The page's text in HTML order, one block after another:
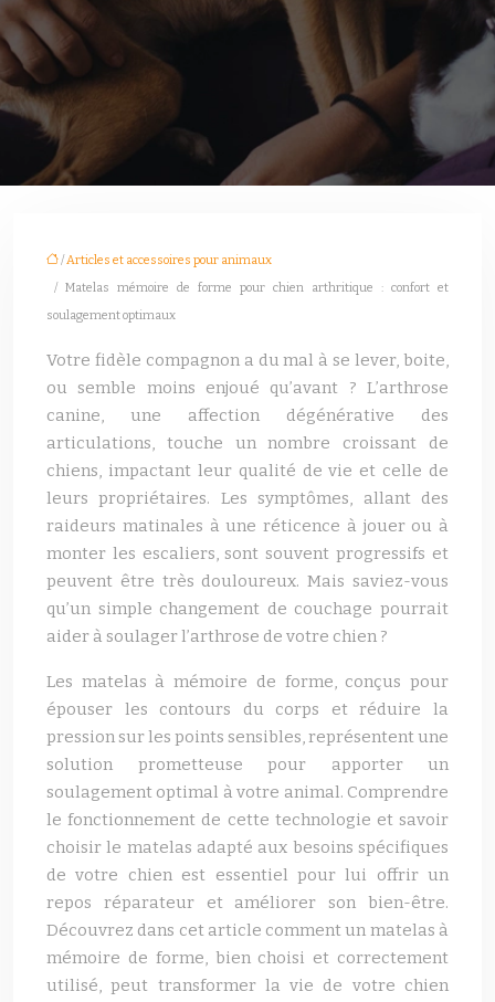
/Articles et accessoires pour animaux
/ Matelas mémoire de forme pour chien arthritique : confort et
soulagement optimaux
Votre fidèle compagnon a du mal à se lever, boite,
ou semble moins enjoué qu’avant ? L’arthrose
canine, une affection dégénérative des
articulations, touche un nombre croissant de
chiens, impactant leur qualité de vie et celle de
leurs propriétaires. Les symptômes, allant des
raideurs matinales à une réticence à jouer ou à
monter les escaliers, sont souvent progressifs et
peuvent être très douloureux. Mais saviez-vous
qu’un simple changement de couchage pourrait
aider à soulager l’arthrose de votre chien ?
Les matelas à mémoire de forme, conçus pour
épouser les contours du corps et réduire la
pression sur les points sensibles, représentent une
solution prometteuse pour apporter un
soulagement optimal à votre animal. Comprendre
le fonctionnement de cette technologie et savoir
choisir le matelas adapté aux besoins spécifiques
de votre chien est essentiel pour lui offrir un
repos réparateur et améliorer son bien-être.
Découvrez dans cet article comment un matelas à
mémoire de forme, bien choisi et correctement
utilisé, peut transformer la vie de votre chien